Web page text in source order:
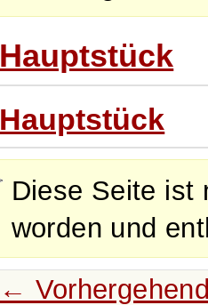
Hauptstück
Hauptstück
Diese Seite ist
worden und
←